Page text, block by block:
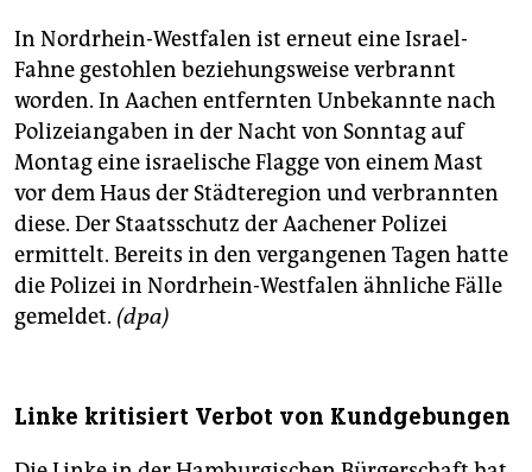
In Nordrhein-Westfalen ist erneut eine Israel-
Fahne gestohlen beziehungsweise verbrannt
worden. In Aachen entfernten Unbekannte nach
Polizeiangaben in der Nacht von Sonntag auf
Montag eine israelische Flagge von einem Mast
vor dem Haus der Städteregion und verbrannten
diese. Der Staatsschutz der Aachener Polizei
ermittelt. Bereits in den vergangenen Tagen hatte
die Polizei in Nordrhein-Westfalen ähnliche Fälle
gemeldet. (dpa)
Linke kritisiert Verbot von Kundgebungen